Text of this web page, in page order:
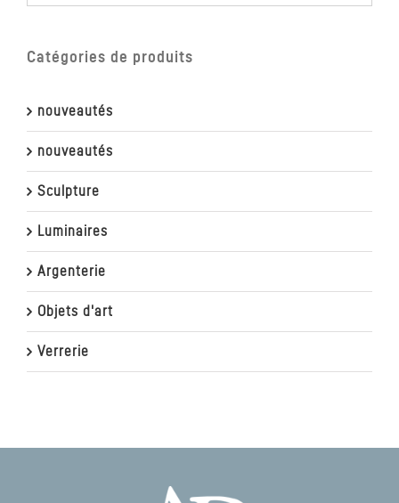
Catégories de produits
nouveautés
nouveautés
Sculpture
Luminaires
Argenterie
Objets d'art
Verrerie